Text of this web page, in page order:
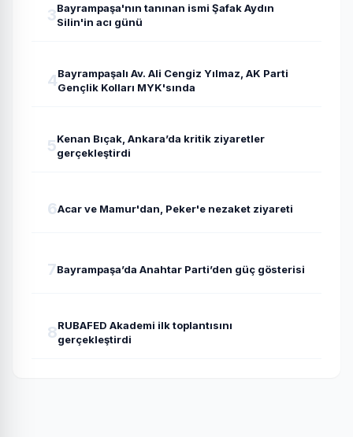
3Bayrampaşa'nın tanınan ismi Şafak Aydın
Silin'in acı günü
4Bayrampaşalı Av. Ali Cengiz Yılmaz, AK Parti
Gençlik Kolları MYK'sında
5Kenan Bıçak, Ankara’da kritik ziyaretler
gerçekleştirdi
6Acar ve Mamur'dan, Peker'e nezaket ziyareti
7Bayrampaşa’da Anahtar Parti’den güç gösterisi
8RUBAFED Akademi ilk toplantısını
gerçekleştirdi